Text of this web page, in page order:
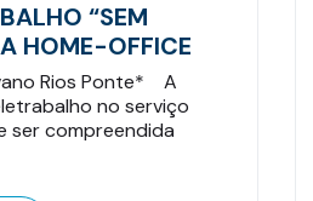
“SEM
HOME-OFFICE
Rios Ponte* A
no serviço
ser compreendida